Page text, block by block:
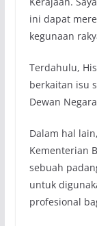
ini dapat
kegunaan
Terdahulu,
berkaitan isu
Dewan
Dalam hal
Kementerian
sebuah
untuk
profesional